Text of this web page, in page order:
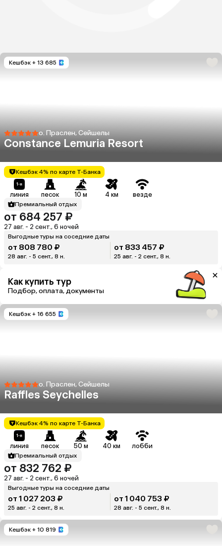
Кешбэк + 13 685
о. Праслен, Сейшелы
Constance Lemuria Resort
Кешбэк 4% по карте Т-Банка
линия песок 10 м 4 км везде
Премиальный отдых
от 684 257 ₽
27 авг. - 2 сент., 6 ночей
Выгодные туры на соседние даты
от 808 780 ₽
28 авг. - 5 сент., 8 н.
от 833 457 ₽
25 авг. - 2 сент., 8 н.
Как купить тур
Подбор, оплата, документы
Кешбэк + 16 655
о. Праслен, Сейшелы
Raffles Seychelles
Кешбэк 4% по карте Т-Банка
линия песок 50 м 40 км лобби
Премиальный отдых
от 832 762 ₽
27 авг. - 2 сент., 6 ночей
Выгодные туры на соседние даты
от 1 027 203 ₽
25 авг. - 2 сент., 8 н.
от 1 040 753 ₽
28 авг. - 5 сент., 8 н.
Кешбэк + 10 819